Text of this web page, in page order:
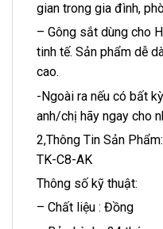
gian trong gia đình,
– Gông sắt dùng cho
tinh tế. Sản phẩm dễ
cao.
-Ngoài ra nếu có bất
anh/chị hãy ngay cho
2,Thông Tin Sản
TK-C8-AK
Thông số kỹ thuật:
– Chất liệu : Đồng